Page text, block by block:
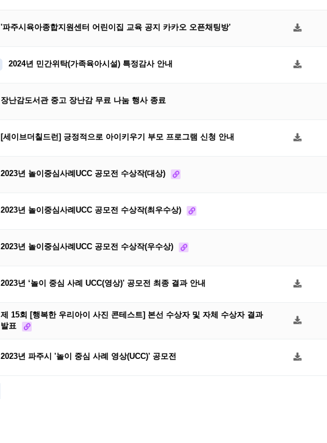
'파주시육아종합지원센터 어린이집 교육 공지 카카오 오픈채팅방'
2024년 민간위탁(가족육아시설) 특정감사 안내
장난감도서관 중고 장난감 무료 나눔 행사 종료
[세이브더칠드런] 긍정적으로 아이키우기 부모 프로그램 신청 안내
2023년 놀이중심사례UCC 공모전 수상작(대상)
2023년 놀이중심사례UCC 공모전 수상작(최우수상)
2023년 놀이중심사례UCC 공모전 수상작(우수상)
2023년 ‘놀이 중심 사례 UCC(영상)' 공모전 최종 결과 안내
제 15회 [행복한 우리아이 사진 콘테스트] 본선 수상자 및 자체 수상자 결과
발표
2023년 파주시 '놀이 중심 사례 영상(UCC)' 공모전